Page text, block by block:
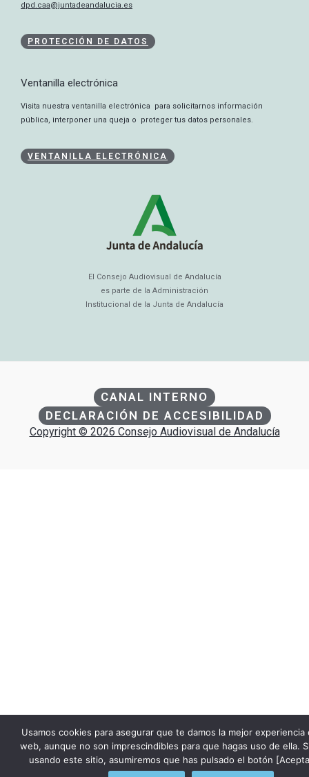
dpd.caa@juntadeandalucia.es
PROTECCIÓN DE DATOS
Ventanilla electrónica
Visita nuestra ventanilla electrónica para solicitarnos información
pública, interponer una queja o proteger tus datos personales.
VENTANILLA ELECTRÓNICA
El Consejo Audiovisual de Andalucía
es parte de la Administración
Institucional de la Junta de Andalucía
CANAL INTERNO
DECLARACIÓN DE ACCESIBILIDAD
Copyright © 2026 Consejo Audiovisual de Andalucía
Usamos cookies para asegurar que te damos la mejor experiencia
web, aunque no son imprescindibles para que hagas uso de ella.
usando este sitio, asumiremos que has pulsado el botón